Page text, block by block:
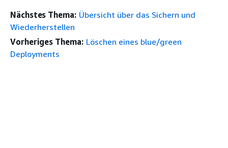
Nächstes Thema: Übersicht über das Sichern und
Wiederherstellen
Vorheriges Thema: Löschen eines blue/green
Deployments